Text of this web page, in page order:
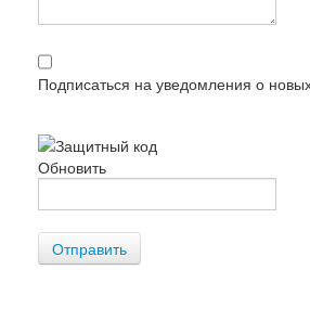
Подписаться на уведомления о
Обновить
Отправить